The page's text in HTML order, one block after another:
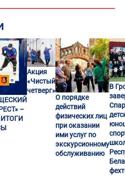
–
Акция
«Чистый
четверг»
О порядке
действий
физических лиц
при оказании
ими услуг по
экскурсионному
обслуживанию
В